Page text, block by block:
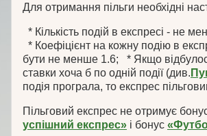
Для отримання пільги необхідні
* Кількість подій в експресі - не
* Коефіцієнт на кожну подію в
бути не менше 1.6; * Якщо
ставки хоча б по одній події (див.
подія програла, то експрес
Пільговий експрес не отримує
успішний експрес» і бонус